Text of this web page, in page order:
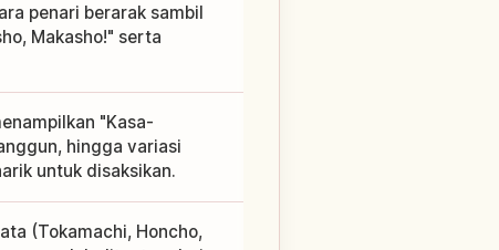
penari berarak sambil
Makasho!" serta
"Kasa-
hingga variasi
untuk disaksikan.
(Tokamachi, Honcho,